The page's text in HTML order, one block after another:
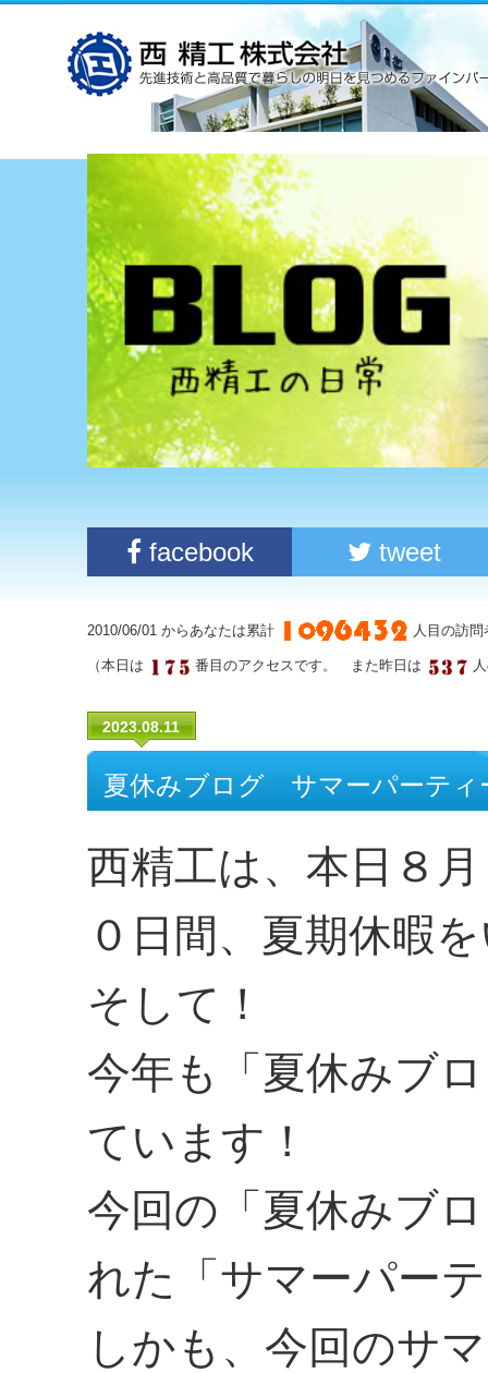
facebook tweet
2010/06/01 からあなたは累計 人目の訪
（本日は 番目のアクセスです。 また昨日は
2023.08.11
夏休みブログ サマーパーテ
西精工は、本日８
０日間、夏期休暇
そして！
今年も「夏休みブ
ています！
今回の「夏休みブ
れた「サマーパー
しかも、今回のサ